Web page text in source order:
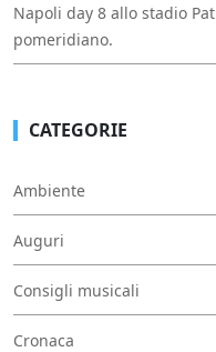
Napoli day 8 allo stadio
pomeridiano.
CATEGORIE
Ambiente
Auguri
Consigli musicali
Cronaca